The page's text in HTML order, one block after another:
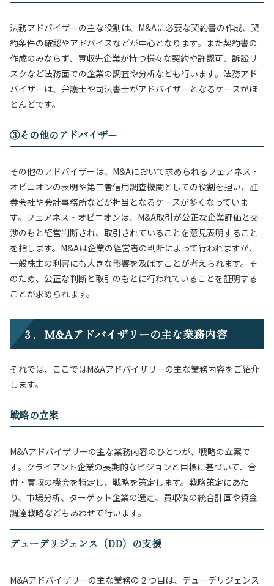
法務アドバイザーの主な役割は、M&Aに必要な契約書の作成、契
約条件の確認やアドバイスなどが中心となります。また契約書の
作成のみならず、買収先企業が持つ様々な契約や許認可、訴訟リ
スクなど法務面での企業の調査や分析なども行います。法務アド
バイザーは、弁護士や司法書士がアドバイザーとなるケースがほ
とんどです。
③その他のアドバイザー
その他のアドバイザーは、M&Aにおいて求められるフェアネス・
オピニオンの表明や第三者信用調査機関としての役割を担い、証
券会社や会計事務所などが担当となるケースが多くなっていま
す。フェアネス・オピニオンは、M&A取引が公正な企業評価と交
渉のもと経営判断され、取引されていることを意見表明すること
を指します。M&Aは企業の経営者の判断によって行われますが、
一般株主の利害にも大きな影響を及ぼすことが考えられます。そ
のため、公正な判断と取引のもとに行われていることを証明する
ことが求められます。
３．M&Aアドバイザリーの主な業務内容
それでは、ここではM&Aアドバイザリーの主な業務内容をご紹介
します。
戦略の立案
M&Aアドバイザリーの主な業務内容のひとつが、戦略の立案で
す。クライアント企業の長期的なビジョンと目標に基づいて、合
併・買収の機会を特定し、戦略を策定します。戦略策定にあた
り、市場分析、ターゲット企業の選定、買収後の統合計画や資金
調達戦略などもあわせて行います。
デューデリジェンス（DD）の支援
M&Aアドバイザリーの主な業務の２つ目は、デューデリジェンス